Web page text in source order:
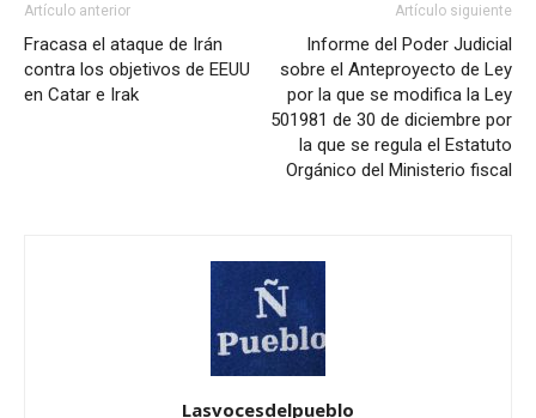
Artículo anterior
Fracasa el ataque de Irán
contra los objetivos de EEUU
en Catar e Irak
Artículo siguiente
Informe del Poder Judicial
sobre el Anteproyecto de Ley
por la que se modifica la Ley
501981 de 30 de diciembre por
la que se regula el Estatuto
Orgánico del Ministerio fiscal
Lasvocesdelpueblo